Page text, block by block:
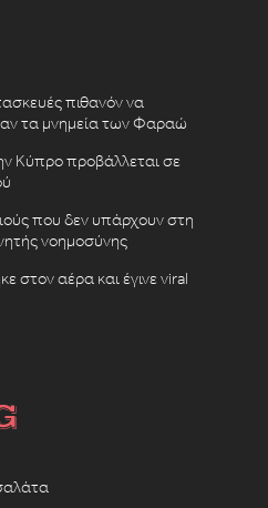
πιθανόν να
τα μνημεία των Φαραώ
Κύπρο προβάλλεται σε
που δεν υπάρχουν στη
νοημοσύνης
στον αέρα και έγινε viral